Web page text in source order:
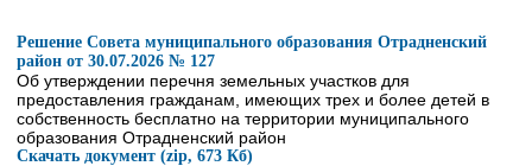
Решение Совета муниципального образования Отрадненский
район от 30.07.2026 № 127
Об утверждении перечня земельных участков для
предоставления гражданам, имеющих трех и более детей в
собственность бесплатно на территории муниципального
образования Отрадненский район
Скачать документ (zip, 673 Кб)